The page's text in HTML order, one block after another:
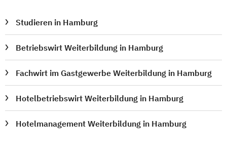
Studieren in Hamburg
Betriebswirt Weiterbildung in Hamburg
Fachwirt im Gastgewerbe Weiterbildung in Hamburg
Hotelbetriebswirt Weiterbildung in Hamburg
Hotelmanagement Weiterbildung in Hamburg